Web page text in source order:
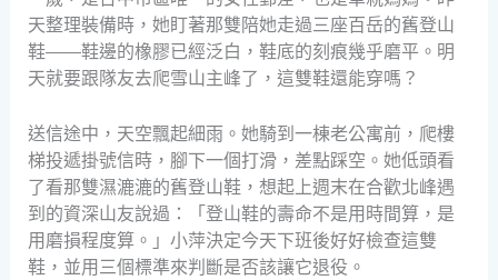
天整理裝備時，她盯著那雙陪她走過三座百岳的舊登山
鞋——鞋邊的橡膠已經泛白，鞋底的刻痕幾乎磨平。明
天就要跟隊友去爬雪山主峰了，這雙鞋還能穿嗎？
送信途中，天空飄起細雨。她騎到一棟老公寓前，爬樓
梯投遞掛號信時，腳下一個打滑，差點踩空。她低頭看
了看那雙濕漉漉的舊登山鞋，想起上週末在合歡北峰遇
到的資深山友說過：「登山鞋的壽命不是用時間算，是
用磨損程度算。」小萍決定今天下班後好好檢查這雙
鞋，並用三個標準來判斷是否該讓它退役。